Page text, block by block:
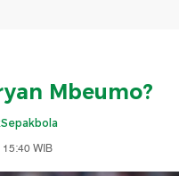
Mbeumo?
WIB